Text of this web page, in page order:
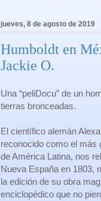
jueves, 8 de agosto de 2019
Humboldt en
Jackie O.
Una “peliDocu” de un
tierras bronceadas.
El científico alemán
reconocido como el más
de América Latina, nos
Nueva España en 1803,
la edición de su obra
enciclopédico que no